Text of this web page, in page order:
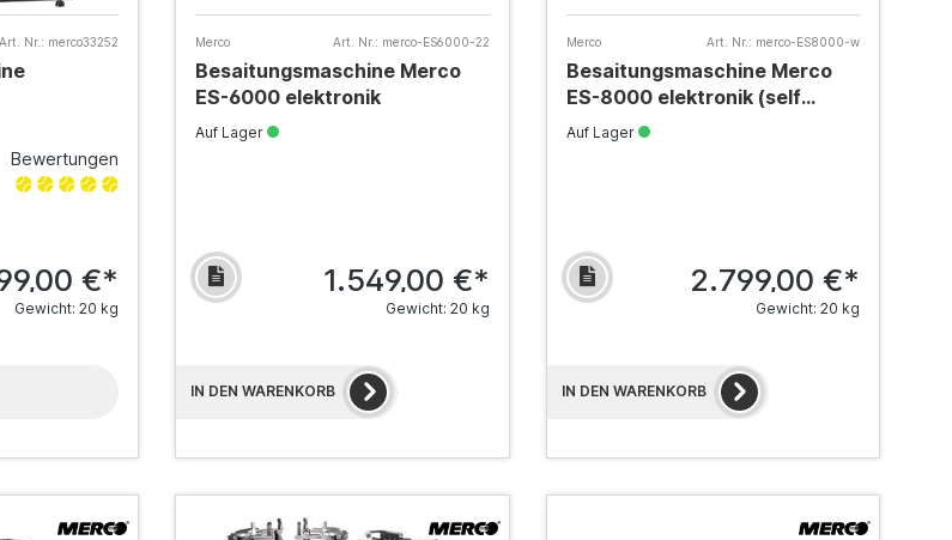
Art. Nr.: merco33252
Bewertungen
€*
Gewicht: 20 kg
Merco Art. Nr.: merco-ES6000-22
Besaitungsmaschine Merco
ES-6000 elektronik
Auf Lager
1.549,00 €*
Gewicht: 20 kg
IN DEN WARENKORB
Merco Art. Nr.: merco-ES8000-w
Besaitungsmaschine Merco
ES-8000 elektronik (self
centering/quick mount)
Auf Lager
2.799,00 €*
Gewicht: 20 kg
IN DEN WARENKORB